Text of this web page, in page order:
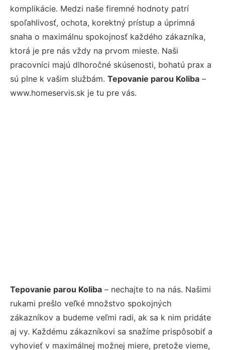
komplikácie. Medzi naše firemné hodnoty patrí
spoľahlivosť, ochota, korektný prístup a úprimná
snaha o maximálnu spokojnosť každého zákazníka,
ktorá je pre nás vždy na prvom mieste. Naši
pracovníci majú dlhoročné skúsenosti, bohatú prax a
sú plne k vašim službám. Tepovanie parou Koliba –
www.homeservis.sk je tu pre vás.
Tepovanie parou Koliba – nechajte to na nás. Našimi
rukami prešlo veľké množstvo spokojných
zákazníkov a budeme veľmi radi, ak sa k nim pridáte
aj vy. Každému zákazníkovi sa snažíme prispôsobiť a
vyhovieť v maximálnej možnej miere, pretože vieme,